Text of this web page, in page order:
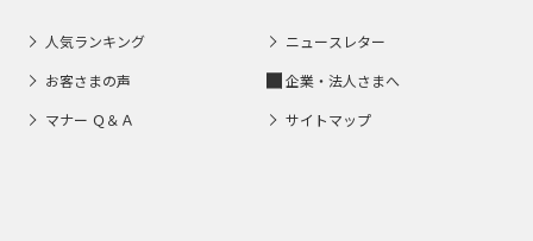
人気ランキング ニュースレター
お客さまの声 企業・法人さまへ
マナー Ｑ＆Ａ サイトマップ